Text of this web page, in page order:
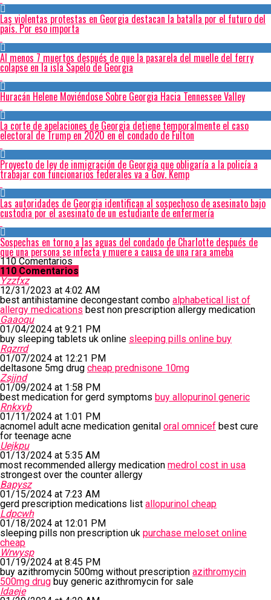
Las violentas protestas en Georgia destacan la batalla por el futuro del
país. Por eso importa
Al menos 7 muertos después de que la pasarela del muelle del ferry
colapse en la isla Sapelo de Georgia
Huracán Helene Moviéndose Sobre Georgia Hacia Tennessee Valley
La corte de apelaciones de Georgia detiene temporalmente el caso
electoral de Trump en 2020 en el condado de Fulton
Proyecto de ley de inmigración de Georgia que obligaría a la policía a
trabajar con funcionarios federales va a Gov. Kemp
Las autoridades de Georgia identifican al sospechoso de asesinato bajo
custodia por el asesinato de un estudiante de enfermería
Sospechas en torno a las aguas del condado de Charlotte después de
que una persona se infecta y muere a causa de una rara ameba
110 Comentarios
110 Comentarios
Yzzfxz
12/31/2023 at 4:02 AM
best antihistamine decongestant combo alphabetical list of
allergy medications best non prescription allergy medication
Gaaoqu
01/04/2024 at 9:21 PM
buy sleeping tablets uk online sleeping pills online buy
Rqzrrd
01/07/2024 at 12:21 PM
deltasone 5mg drug cheap prednisone 10mg
Zsjjnd
01/09/2024 at 1:58 PM
best medication for gerd symptoms buy allopurinol generic
Rnkxyb
01/11/2024 at 1:01 PM
acnomel adult acne medication genital oral omnicef best cure
for teenage acne
Uejkpu
01/13/2024 at 5:35 AM
most recommended allergy medication medrol cost in usa
strongest over the counter allergy
Bapysz
01/15/2024 at 7:23 AM
gerd prescription medications list allopurinol cheap
Ldpcwh
01/18/2024 at 12:01 PM
sleeping pills non prescription uk purchase meloset online
cheap
Wrwysp
01/19/2024 at 8:45 PM
buy azithromycin 500mg without prescription azithromycin
500mg drug buy generic azithromycin for sale
Idaeje